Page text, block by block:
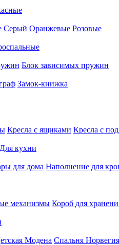
Серый Оранжевые Розовые
Блок зависимых пружин
Замок-книжка
Кресла с ящиками Кресла с
Для кухни
для дома Наполнение для
механизмы Короб для
Модена Спальня Норвегия